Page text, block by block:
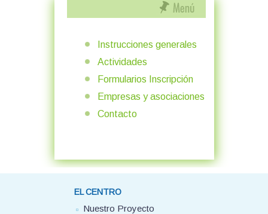
Instrucciones generales
Actividades
Formularios Inscripción
Empresas y asociaciones
Contacto
EL CENTRO
Nuestro Proyecto